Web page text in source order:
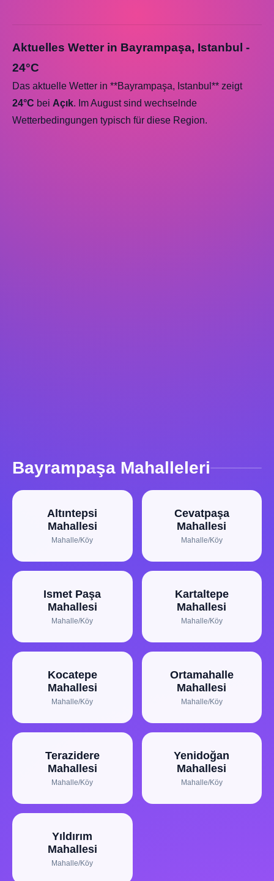
Aktuelles Wetter in Bayrampaşa, Istanbul -
24°C
Das aktuelle Wetter in **Bayrampaşa, Istanbul** zeigt
24°C bei Açık. Im August sind wechselnde
Wetterbedingungen typisch für diese Region.
Bayrampaşa Mahalleleri
Altıntepsi
Mahallesi
Mahalle/Köy
Cevatpaşa
Mahallesi
Mahalle/Köy
Ismet Paşa
Mahallesi
Mahalle/Köy
Kartaltepe
Mahallesi
Mahalle/Köy
Kocatepe
Mahallesi
Mahalle/Köy
Ortamahalle
Mahallesi
Mahalle/Köy
Terazidere
Mahallesi
Mahalle/Köy
Yenidoğan
Mahallesi
Mahalle/Köy
Yıldırım
Mahallesi
Mahalle/Köy